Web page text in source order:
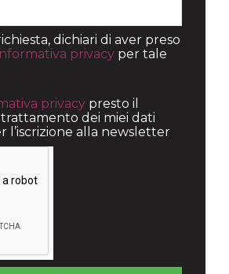
dichiari di aver preso
privacy per tale
privacy presto il
dei miei dati
l’iscrizione alla newsletter